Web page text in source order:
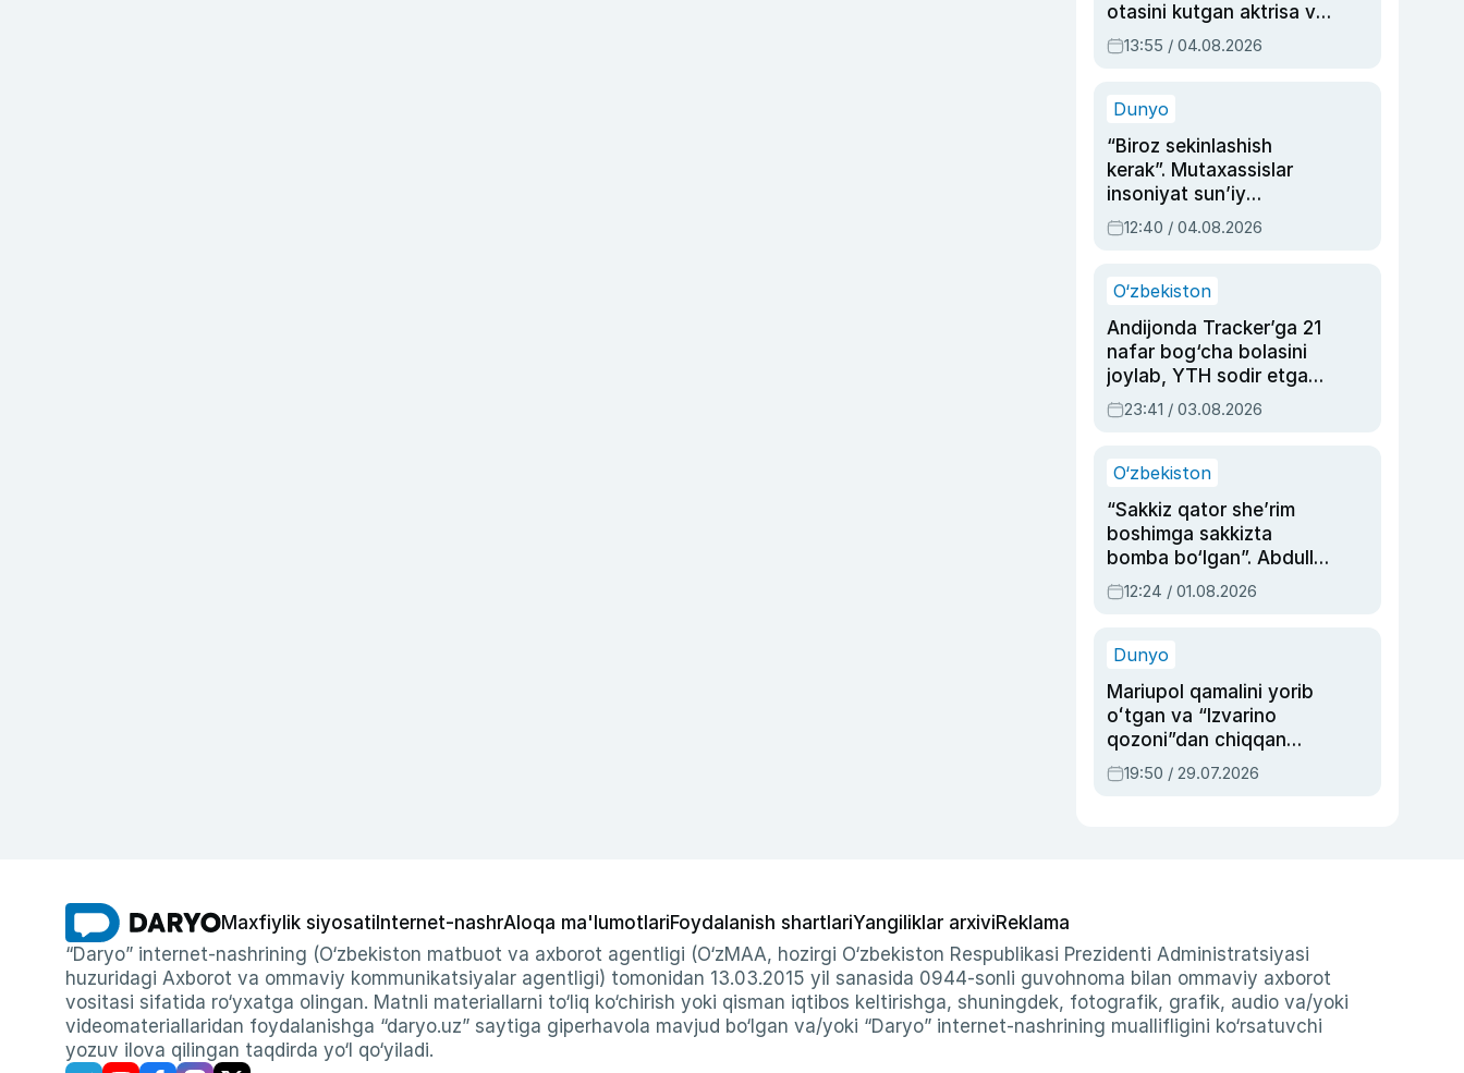
otasini kutgan aktrisa va
dublyaj ustasi Rimma
Ahmedovaning
13:55 / 04.08.2026
Dunyo
“Biroz sekinlashish
kerak”. Mutaxassislar
insoniyat sun’iy
intellektni boshqara
olmay qolishidan xavotir
12:40 / 04.08.2026
O‘zbekiston
Andijonda Tracker’ga 21
nafar bog‘cha bolasini
joylab, YTH sodir etgan
ayolga sud hukmi o‘qildi
23:41 / 03.08.2026
O‘zbekiston
“Sakkiz qator she’rim
boshimga sakkizta
bomba bo‘lgan”. Abdulla
Oripovni siyosiy
ayblovlardan asrab
12:24 / 01.08.2026
Dunyo
Mariupol qamalini yorib
oʻtgan va “Izvarino
qozoni”dan chiqqan
qahramon — Ukraina
armiyasi bosh
19:50 / 29.07.2026
Maxfiylik siyosati Internet-nashrAloqa ma'lumotlariFoydalanish shartlariYangiliklar arxiviReklama
“Daryo” internet-nashrining (O‘zbekiston matbuot va axborot agentligi (O‘zMAA, hozirgi O‘zbekiston Respublikasi Prezidenti Administratsiyasi
huzuridagi Axborot va ommaviy kommunikatsiyalar agentligi) tomonidan 13.03.2015 yil sanasida 0944-sonli guvohnoma bilan ommaviy axborot
vositasi sifatida ro‘yxatga olingan. Matnli materiallarni to‘liq ko‘chirish yoki qisman iqtibos keltirishga, shuningdek, fotografik, grafik, audio va/yoki
videomateriallaridan foydalanishga “daryo.uz” saytiga giperhavola mavjud bo‘lgan va/yoki “Daryo” internet-nashrining muallifligini ko‘rsatuvchi
yozuv ilova qilingan taqdirda yo‘l qo‘yiladi.